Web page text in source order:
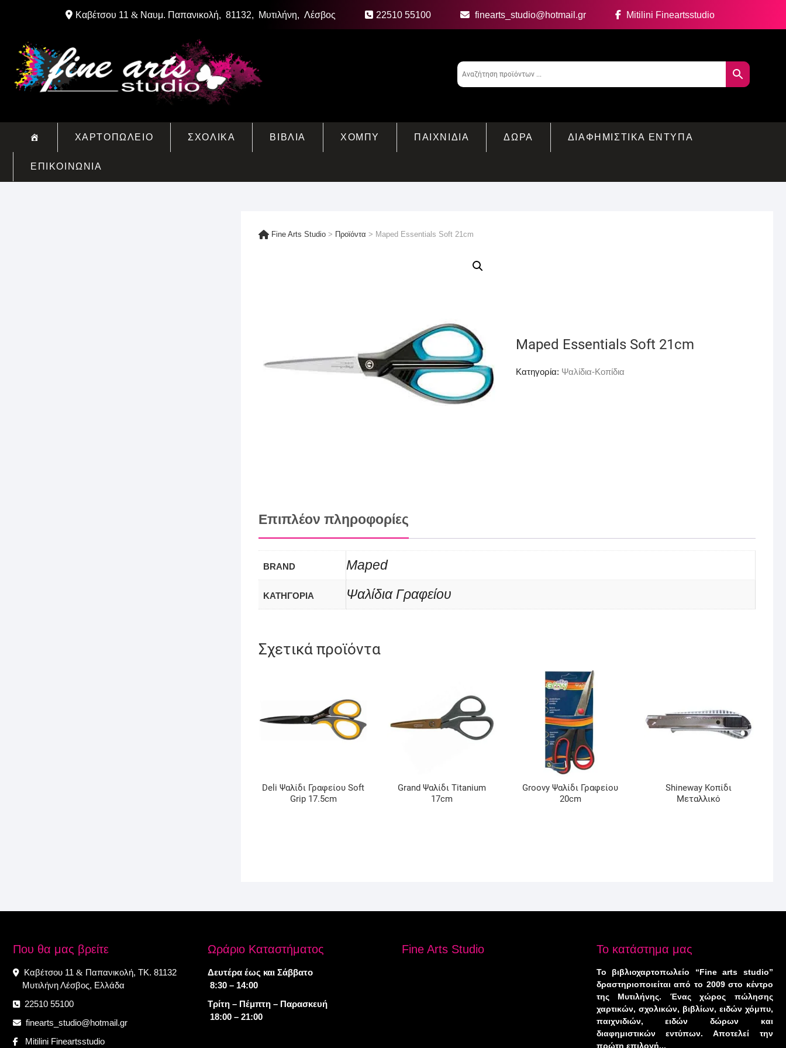
Καβέτσου 11 & Ναυμ. Παπανικολή, 81132, Μυτιλήνη, Λέσβος 22510 55100 finearts_studio@hotmail.gr Mitilini Fineartsstudio
ΧΑΡΤΟΠΩΛΕΙΟ ΣΧΟΛΙΚΑ ΒΙΒΛΙΑ ΧΟΜΠΥ ΠΑΙΧΝΙΔΙΑ ΔΩΡΑ ΔΙΑΦΗΜΙΣΤΙΚΑ ΕΝΤΥΠΑ
ΕΠΙΚΟΙΝΩΝΙΑ
Fine Arts Studio > Προϊόντα > Maped Essentials Soft 21cm
Maped Essentials Soft 21cm
Κατηγορία: Ψαλίδια-Κοπίδια
Επιπλέον πληροφορίες
BRAND Maped
ΚΑΤΗΓΟΡΙΑ Ψαλίδια Γραφείου
Σχετικά προϊόντα
Deli Ψαλίδι Γραφείου Soft
Grip 17.5cm
Grand Ψαλίδι Titanium
17cm
Groovy Ψαλίδι Γραφείου
20cm
Shineway Κοπίδι
Μεταλλικό
Που θα μας βρείτε
Καβέτσου 11 & Παπανικολή, ΤΚ. 81132
Μυτιλήνη Λέσβος, Ελλάδα
22510 55100
finearts_studio@hotmail.gr
Mitilini Fineartsstudio
Ωράριο Καταστήματος
Δευτέρα έως και Σάββατο
8:30 – 14:00
Τρίτη – Πέμπτη – Παρασκευή
18:00 – 21:00
Fine Arts Studio Το κατάστημα μας
Το βιβλιοχαρτοπωλείο “Fine arts studio”
δραστηριοποιείται από το 2009 στο κέντρο
της Μυτιλήνης. Ένας χώρος πώλησης
χαρτικών, σχολικών, βιβλίων, ειδών χόμπυ,
παιχνιδιών, ειδών δώρων και
διαφημιστικών εντύπων. Αποτελεί την
πρώτη επιλογή...